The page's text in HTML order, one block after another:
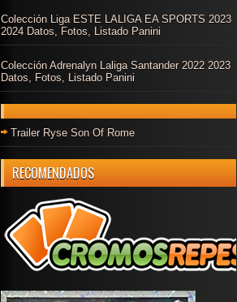
Colección Liga ESTE LALIGA EA SPORTS 2023
2024 Datos, Fotos, Listado Panini
Colección Adrenalyn Laliga Santander 2022 2023
Datos, Fotos, Listado Panini
Trailer Ryse Son Of Rome
RECOMENDADOS